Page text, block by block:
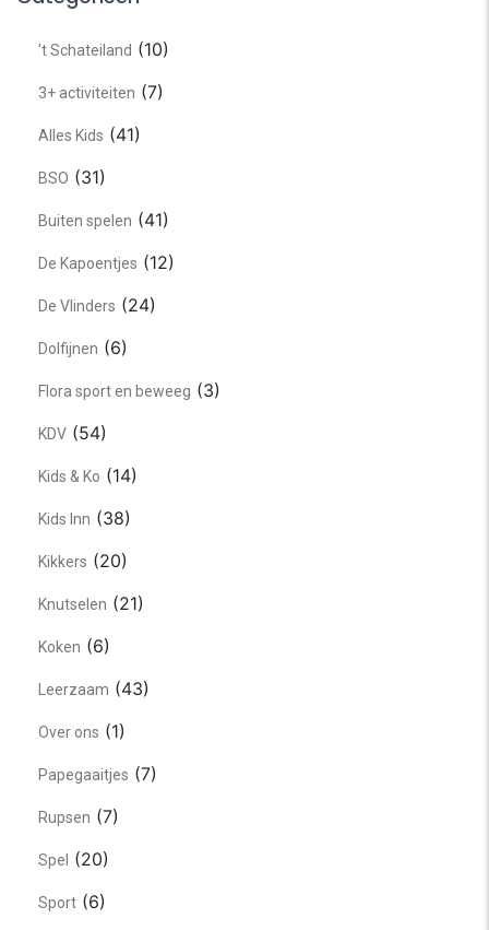
't Schateiland (10)
3+ activiteiten (7)
Alles Kids (41)
BSO (31)
Buiten spelen (41)
De Kapoentjes (12)
De Vlinders (24)
Dolfijnen (6)
Flora sport en beweeg (3)
KDV (54)
Kids & Ko (14)
Kids Inn (38)
Kikkers (20)
Knutselen (21)
Koken (6)
Leerzaam (43)
Over ons (1)
Papegaaitjes (7)
Rupsen (7)
Spel (20)
Sport (6)